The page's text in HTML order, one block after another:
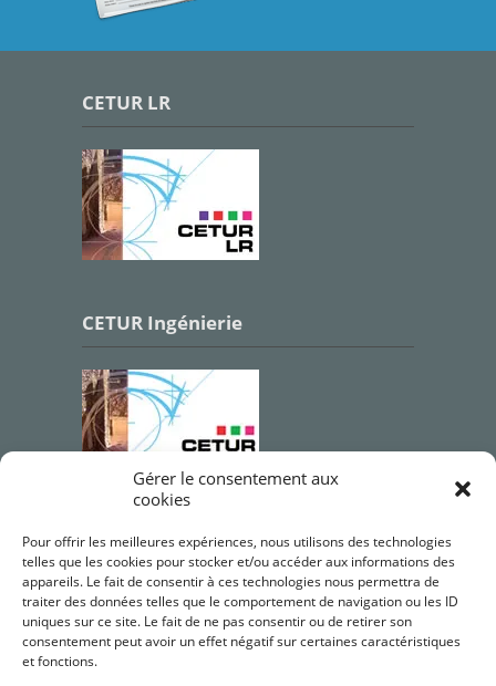
Gérer le consentement aux
cookies
Pour offrir les meilleures expériences, nous utilisons des technologies
telles que les cookies pour stocker et/ou accéder aux informations des
appareils. Le fait de consentir à ces technologies nous permettra de
traiter des données telles que le comportement de navigation ou les ID
uniques sur ce site. Le fait de ne pas consentir ou de retirer son
consentement peut avoir un effet négatif sur certaines caractéristiques
et fonctions.
CETUR LR
CETUR Ingénierie
Qualifications OPQIBI